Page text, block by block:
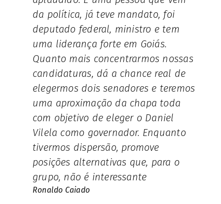
da política, já teve mandato, foi
deputado federal, ministro e tem
uma liderança forte em Goiás.
Quanto mais concentrarmos nossas
candidaturas, dá a chance real de
elegermos dois senadores e teremos
uma aproximação da chapa toda
com objetivo de eleger o Daniel
Vilela como governador. Enquanto
tivermos dispersão, promove
posições alternativas que, para o
grupo, não é interessante
Ronaldo Caiado